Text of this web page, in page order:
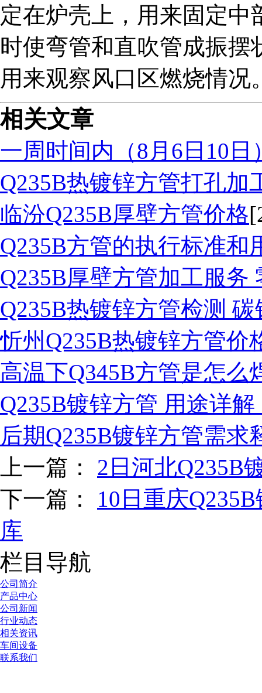
定在炉壳上，用来固定
时使弯管和直吹管成振
用来观察风口区燃烧情况
相关文章
一周时间内（8月6日10
Q235B热镀锌方管打孔
临汾Q235B厚壁方管价格
Q235B方管的执行标准
Q235B厚壁方管加工服
Q235B热镀锌方管检测
忻州Q235B热镀锌方管价
高温下Q345B方管是怎
Q235B镀锌方管 用途详
后期Q235B镀锌方管需
上一篇： 2日河北Q235B
下一篇： 10日重庆
库
栏目导航
公司简介
产品中心
公司新闻
行业动态
相关资讯
车间设备
联系我们